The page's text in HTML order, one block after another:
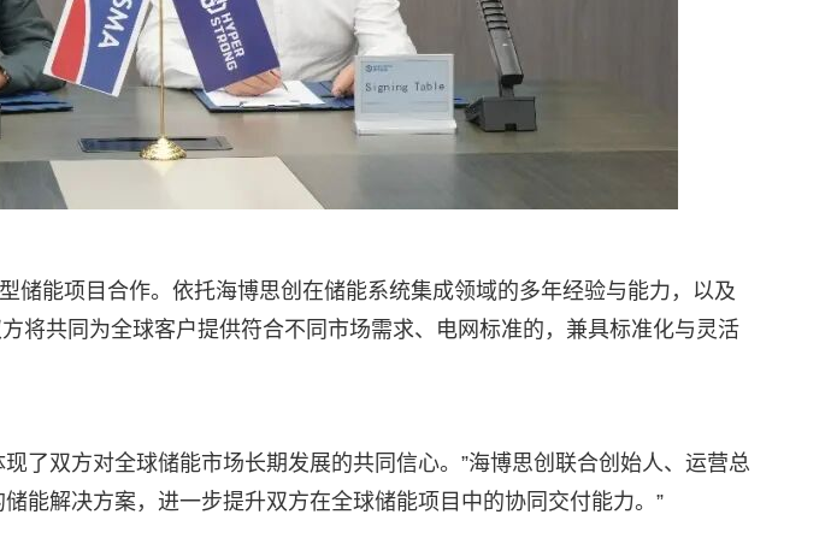
能项目合作。依托海博思创在储能系统集成领域的多年经验与能力，以及
将共同为全球客户提供符合不同市场需求、电网标准的，兼具标准化与灵活
了双方对全球储能市场长期发展的共同信心。”海博思创联合创始人、运营总
能解决方案，进一步提升双方在全球储能项目中的协同交付能力。”